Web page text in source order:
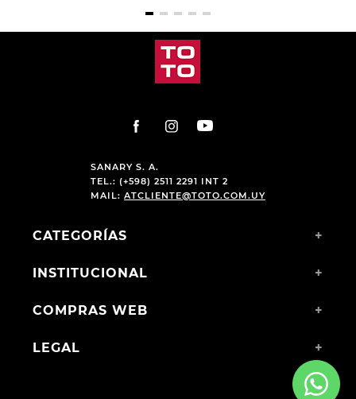
SANARY S. A.
TEL.: (+598) 2511 2291 INT 2
MAIL: ATCLIENTE@TOTO.COM.UY
CATEGORÍAS +
INSTITUCIONAL +
COMPRAS WEB +
LEGAL +